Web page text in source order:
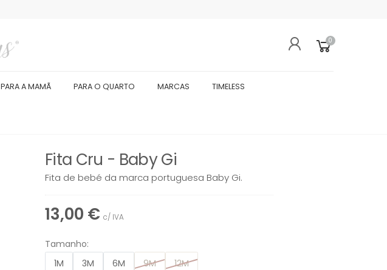
0
PARA A MAMÃ PARA O QUARTO MARCAS TIMELESS
Fita Cru - Baby Gi
Fita de bebé da marca portuguesa Baby Gi.
13,00 € c/ IVA
Tamanho:
1M
3M 6M 9M 12M